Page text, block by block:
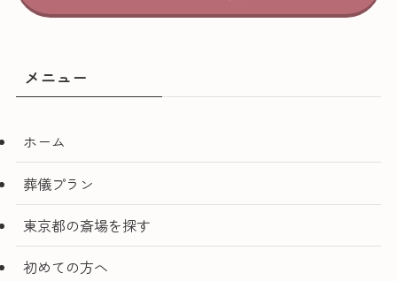
メニュー
ホーム
葬儀プラン
東京都の斎場を探す
初めての方へ